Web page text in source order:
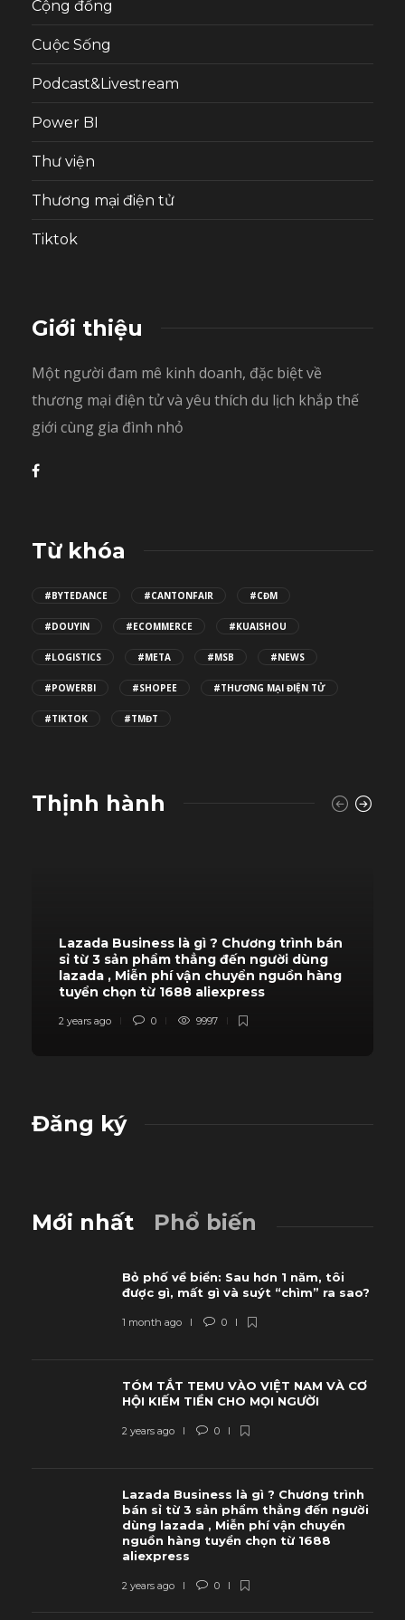
Cộng đồng
Cuộc Sống
Podcast&Livestream
Power BI
Thư viện
Thương mại điện tử
Tiktok
Giới thiệu
Một người đam mê kinh doanh, đặc biệt về
thương mại điện tử và yêu thích du lịch khắp thế
giới cùng gia đình nhỏ
Từ khóa
#BYTEDANCE #CANTONFAIR #CĐM
#DOUYIN #ECOMMERCE #KUAISHOU
#LOGISTICS #META #MSB #NEWS
#POWERBI #SHOPEE #THƯƠNG MẠI ĐIỆN TỬ
#TIKTOK #TMĐT
Thịnh hành
Lazada Business là gì ? Chương trình bán
sỉ từ 3 sản phẩm thẳng đến người dùng
lazada , Miễn phí vận chuyển nguồn hàng
tuyển chọn từ 1688 aliexpress
2 years ago 0 9997
Đăng ký
Mới nhất Phổ biến
Bỏ phố về biển: Sau hơn 1 năm, tôi
được gì, mất gì và suýt “chìm” ra sao?
1 month ago 0
TÓM TẮT TEMU VÀO VIỆT NAM VÀ CƠ
HỘI KIẾM TIỀN CHO MỌI NGƯỜI
2 years ago 0
Lazada Business là gì ? Chương trình
bán sỉ từ 3 sản phẩm thẳng đến người
dùng lazada , Miễn phí vận chuyển
nguồn hàng tuyển chọn từ 1688
aliexpress
2 years ago 0